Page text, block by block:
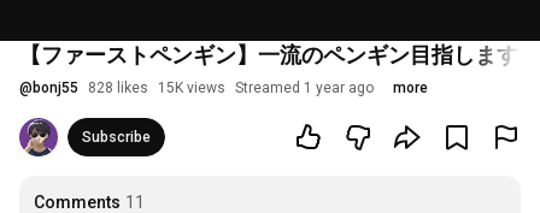
【ファーストペンギン】一流のペンギン目指します
@ bonj55 828 likes 15K views Streamed 1 year ago more
Subscribe
Comments 11